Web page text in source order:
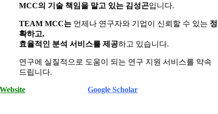
MCC의 기술 책임을 맡고 있는 김성곤입니다.
TEAM MCC는 언제나 연구자와 기업이 신뢰할 수 있는 정
확하고,
효율적인 분석 서비스를 제공하고 있습니다.
연구에 실질적으로 도움이 되는 연구 지원 서비스를 약속
드립니다.
Website Google Scholar